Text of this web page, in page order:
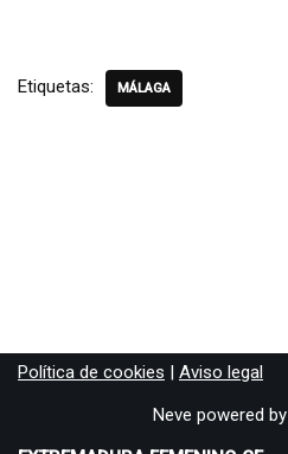
Etiquetas: MÁLAGA
Política de cookies | Aviso legal
Neve powered by